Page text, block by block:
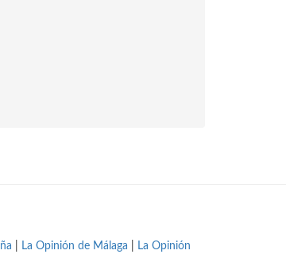
La Opinión de Málaga La Opinión